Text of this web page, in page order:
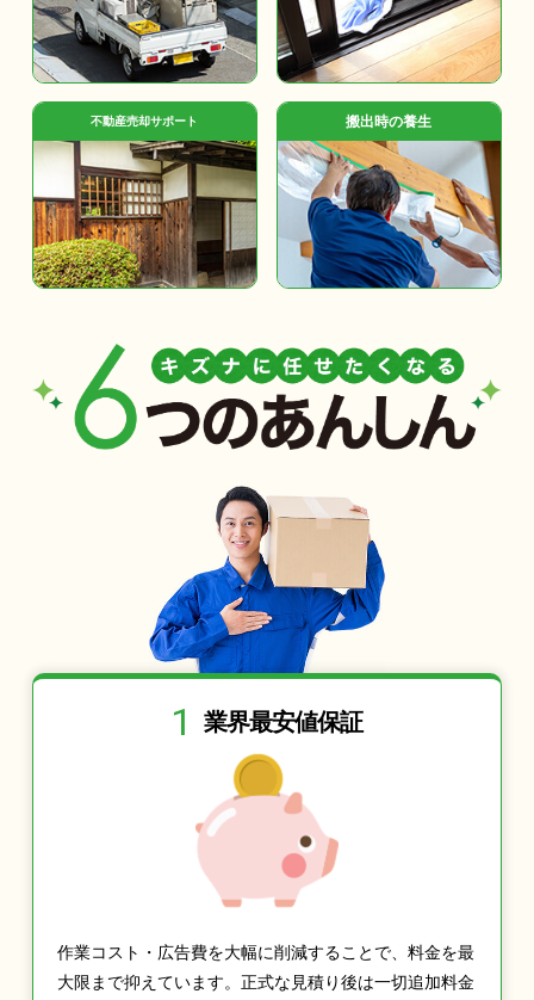
不動産売却サポート 搬出時の養生
1 業界最安値保証
作業コスト・広告費を大幅に削減することで、料金を最
大限まで抑えています。正式な見積り後は一切追加料金